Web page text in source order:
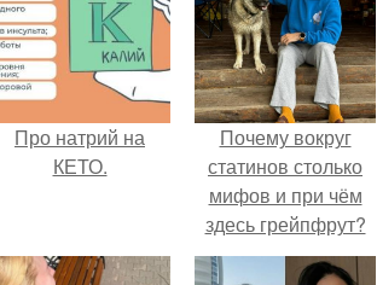
Про натрий на
КЕТО.
Почему вокруг
статинов столько
мифов и при чём
здесь грейпфрут?